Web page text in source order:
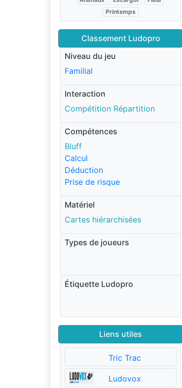
Printemps
Classement Ludopro
Niveau du jeu
Familial
Interaction
Compétition Répartition
Compétences
Bluff
Calcul
Déduction
Prise de risque
Matériel
Cartes hiérarchisées
Types de joueurs
Étiquette Ludopro
Liens utiles
Tric Trac
Ludovox